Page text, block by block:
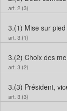
art. 2.(3)
3.(1) Mise sur pied
art. 3.(1)
3.(2) Choix des
art. 3.(2)
3.(3) Président,
art. 3.(3)